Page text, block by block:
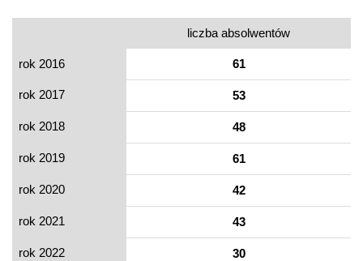
liczba absolwentów
rok 2016 61
rok 2017 53
rok 2018 48
rok 2019 61
rok 2020 42
rok 2021 43
rok 2022 30